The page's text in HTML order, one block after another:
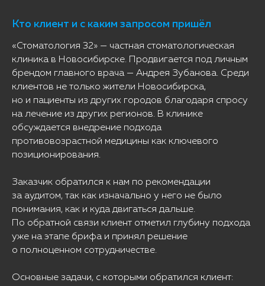
Кто клиент и с каким запросом пришёл
«Стоматология 32» — частная стоматологическая
клиника в Новосибирске. Продвигается под личным
брендом главного врача — Андрея Зубанова. Среди
клиентов не только жители Новосибирска,
но и пациенты из других городов благодаря спросу
на лечение из других регионов. В клинике
обсуждается внедрение подхода
противовозрастной медицины как ключевого
позиционирования.
Заказчик обратился к нам по рекомендации
за аудитом, так как изначально у него не было
понимания, как и куда двигаться дальше.
По обратной связи клиент отметил глубину подхода
уже на этапе брифа и принял решение
о полноценном сотрудничестве.
Основные задачи, с которыми обратился клиент: